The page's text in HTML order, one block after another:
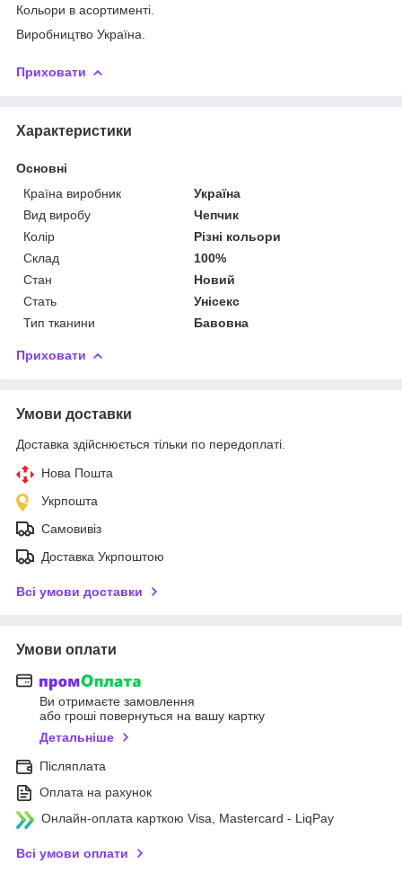
Кольори в асортименті.
Виробництво Україна.
Приховати
Характеристики
Основні
Країна виробник
Україна
Вид виробу
Чепчик
Колір
Різні кольори
Склад
100%
Стан
Новий
Стать
Унісекс
Тип тканини
Бавовна
Приховати
Умови доставки
Доставка здійснюється тільки по передоплаті.
Нова Пошта
Укрпошта
Самовивіз
Доставка Укрпоштою
Всі умови доставки
Умови оплати
Ви отримаєте замовлення
або гроші повернуться на вашу картку
Детальніше
Післяплата
Оплата на рахунок
Онлайн-оплата карткою Visa, Mastercard - LiqPay
Всі умови оплати